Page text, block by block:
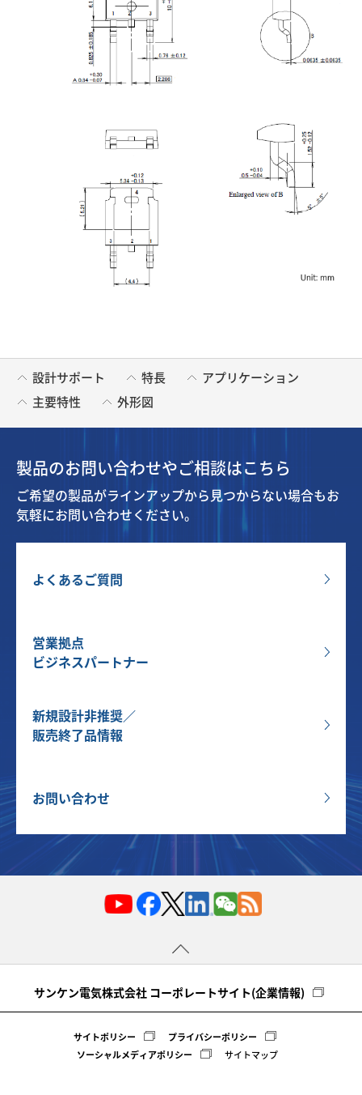
設計サポート 特長
アプリケーション
主要特性
外形図
製品のお問い合わせやご相談はこちら
ご希望の製品がラインアップから見つからない場合もお
気軽にお問い合わせください。
よくあるご質問
営業拠点
ビジネスパートナー
新規設計非推奨／
販売終了品情報
お問い合わせ
サンケン電気株式会社 コーポレートサイト(企業情報)
サイトポリシー
プライバシーポリシー
ソーシャルメディアポリシー
サイトマップ